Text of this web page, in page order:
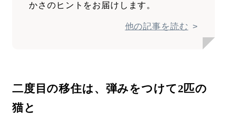
かさのヒントをお届けします。
他の記事を読む
二度目の移住は、弾みをつけて2匹の
猫と